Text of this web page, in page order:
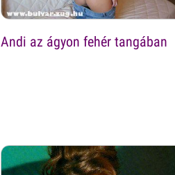
Andi az ágyon fehér tangában